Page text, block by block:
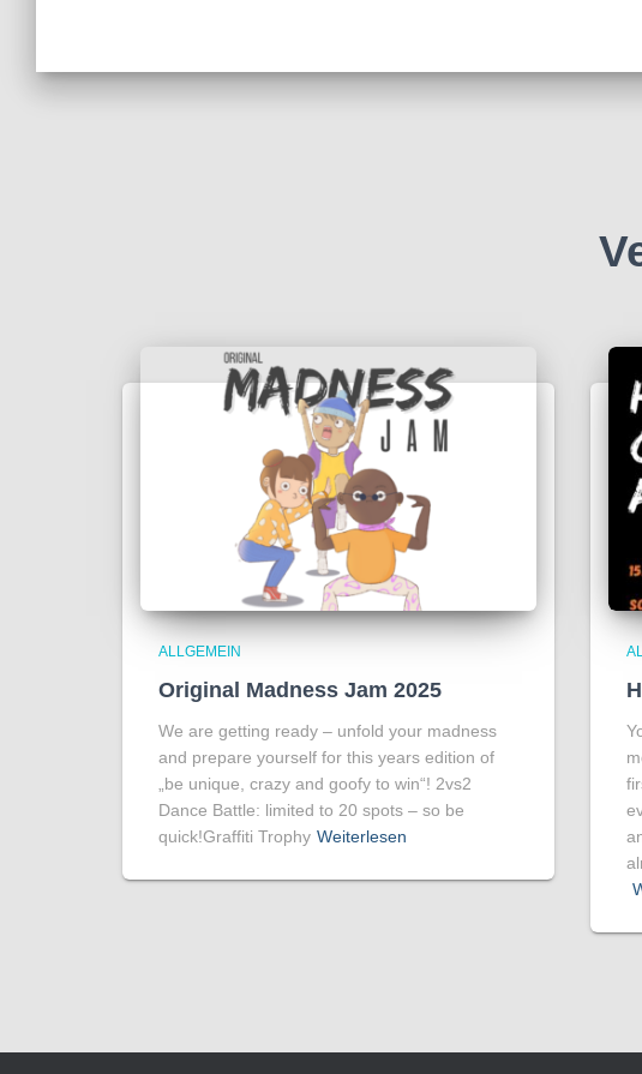
ALLGEMEIN
Original Madness Jam 2025
We are getting ready – unfold your madness
and prepare yourself for this years edition of
„be unique, crazy and goofy to win“! 2vs2
Dance Battle: limited to 20 spots – so be
quick!Graffiti Trophy Weiterlesen